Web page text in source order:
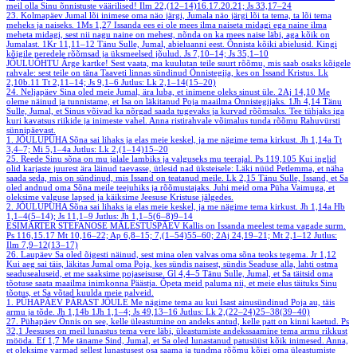
meil olla Sinu õnnistuste väärilised! Ilm 22,(12–14)16.17.20.21; Js 33,17–24
23. Kolmapäev Jumal lõi inimese oma näo järgi, Jumala näo järgi lõi ta tema, ta lõi tema
meheks ja naiseks. 1Ms 1,27 Issanda ees ei ole mees ilma naiseta midagi ega naine ilma
meheta midagi, sest nii nagu naine on mehest, nõnda on ka mees naise läbi, aga kõik on
Jumalast. 1Kr 11,11–12 Tänu Sulle, Jumal, abieluanni eest. Õnnista kõiki abielusid. Kingi
kõigile peredele rõõmsad ja üksmeelsed jõulud. Js 7,10–14; Js 35,1–10
JÕULUÕHTU Ärge kartke! Sest vaata, ma kuulutan teile suurt rõõmu, mis saab osaks kõigele
rahvale: sest teile on täna Taaveti linnas sündinud Õnnistegija, kes on Issand Kristus. Lk
2,10b.11 Tt 2,11–14; Js 9,1–6 Jutlus: Lk 2,1–14(15–20)
24. Neljapäev Sina oled meie Jumal, ära luba, et inimene oleks sinust üle. 2Aj 14,10 Me
oleme näinud ja tunnistame, et Isa on läkitanud Poja maailma Õnnistegijaks. 1Jh 4,14 Tänu
Sulle, Jumal, et Sinus võivad ka nõrgad saada tugevaks ja kurvad rõõmsaks. Tee tühjaks iga
kuri kavatsus riikide ja inimeste vahel. Anna ristirahvale võimalus tunda rõõmu Rahuvürsti
sünnipäevast.
1. JÕULUPÜHA Sõna sai lihaks ja elas meie keskel, ja me nägime tema kirkust. Jh 1,14a Tt
3,4–7; Mi 5,1–4a Jutlus: Lk 2,(1–14)15–20
25. Reede Sinu sõna on mu jalale lambiks ja valguseks mu teerajal. Ps 119,105 Kui inglid
olid karjaste juurest ära läinud taevasse, ütlesid nad üksteisele: Läki nüüd Petlemma, et näha
saada seda, mis on sündinud, mis Issand on teatanud meile. Lk 2,15 Tänu Sulle, Issand, et Sa
oled andnud oma Sõna meile teejuhiks ja rõõmustajaks. Juhi meid oma Püha Vaimuga, et
oleksime valguse lapsed ja käiksime Jeesuse Kristuse jälgedes.
2. JÕULUPÜHA Sõna sai lihaks ja elas meie keskel, ja me nägime tema kirkust. Jh 1,14a Hb
1,1–4(5–14); Js 11,1–9 Jutlus: Jh 1,1–5(6–8)9–14
ESIMÄRTER STEFANOSE MÄLESTUSPÄEV Kallis on Issanda meelest tema vagade surm.
Ps 116,15.17 Mt 10,16–22; Ap 6,8–15; 7,(1–54)55–60; 2Aj 24,19–21; Mt 2,1–12 Jutlus:
Ilm 7,9–12(13–17)
26. Laupäev Sa oled õigesti näinud, sest mina olen valvas oma sõna teoks tegema. Jr 1,12
Kui aeg sai täis, läkitas Jumal oma Poja, kes sündis naisest, sündis Seaduse alla, lahti ostma
seadusealuseid, et me saaksime pojaseisuse. Gl 4,4–5 Tänu Sulle, Jumal, et Sa täitsid oma
tõotuse saata maailma inimkonna Päästja. Õpeta meid paluma nii, et meie elus täituks Sinu
tõotus, et Sa võtad kuulda meie palveid.
1. PÜHAPÄEV PÄRAST JÕULE Me nägime tema au kui Isast ainusündinud Poja au, täis
armu ja tõde. Jh 1,14b 1Jh 1,1–4; Js 49,13–16 Jutlus: Lk 2,(22–24)25–38(39–40)
27. Pühapäev Õnnis on see, kelle üleastumine on andeks antud, kelle patt on kinni kaetud. Ps
32,1 Jeesuses on meil lunastus tema vere läbi, üleastumiste andekssaamine tema armu rikkust
mööda. Ef 1,7 Me täname Sind, Jumal, et Sa oled lunastanud patusüüst kõik inimesed. Anna,
et oleksime varmad sellest lunastusest osa saama ja tundma rõõmu kõigi oma üleastumiste